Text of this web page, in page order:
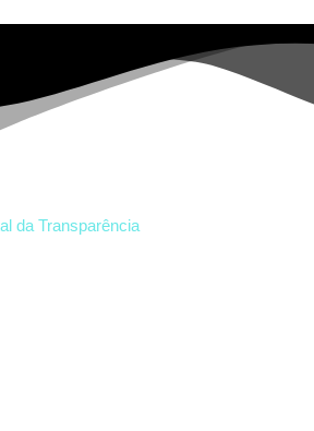
da Transparência